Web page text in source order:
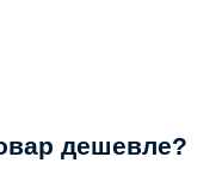
дешевле?